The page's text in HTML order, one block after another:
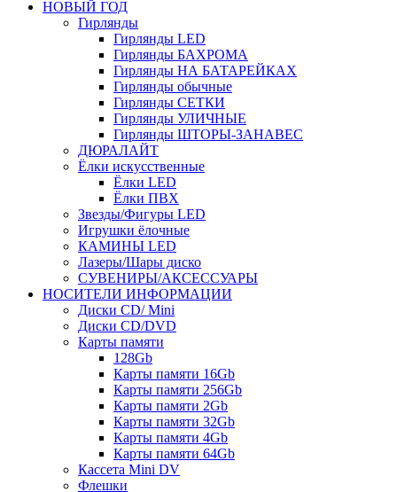
НОВЫЙ ГОД
Гирлянды
Гирлянды LED
Гирлянды БАХРОМА
Гирлянды НА БАТАРЕЙКАХ
Гирлянды обычные
Гирлянды СЕТКИ
Гирлянды УЛИЧНЫЕ
Гирлянды ШТОРЫ-ЗАНАВЕС
ДЮРАЛАЙТ
Ёлки искусственные
Ёлки LED
Ёлки ПВХ
Звезды/Фигуры LED
Игрушки ёлочные
КАМИНЫ LED
Лазеры/Шары диско
СУВЕНИРЫ/АКСЕССУАРЫ
НОСИТЕЛИ ИНФОРМАЦИИ
Диски CD/ Mini
Диски CD/DVD
Карты памяти
128Gb
Карты памяти 16Gb
Карты памяти 256Gb
Карты памяти 2Gb
Карты памяти 32Gb
Карты памяти 4Gb
Карты памяти 64Gb
Кассета Mini DV
Флешки